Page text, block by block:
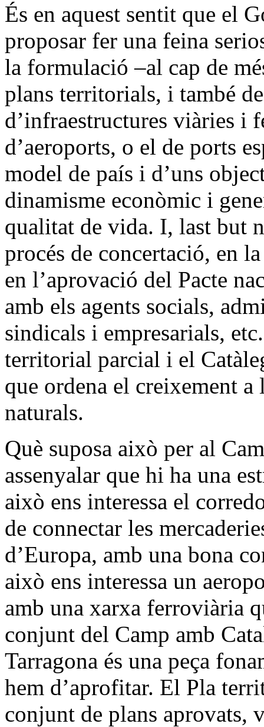
És en aquest sentit que el
proposar fer una feina
la formulació –al cap de
plans territorials, i també
d’infraestructures viàries i
d’aeroports, o el de ports
model de país i d’uns
dinamisme econòmic i
qualitat de vida. I, last but
procés de concertació, en
en l’aprovació del Pacte
amb els agents socials,
sindicals i empresarials,
territorial parcial i el
que ordena el creixement a
naturals.
Què suposa això per al
assenyalar que hi ha una
això ens interessa el
de connectar les
d’Europa, amb una bona
això ens interessa un
amb una xarxa ferroviària
conjunt del Camp amb
Tarragona és una peça
hem d’aprofitar. El Pla
conjunt de plans aprovats,